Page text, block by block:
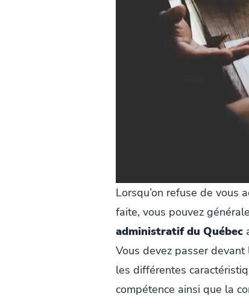
Lorsqu’on refuse de vous
faite, vous pouvez
administratif du Québec
Vous devez passer
les différentes
compétence ainsi que la